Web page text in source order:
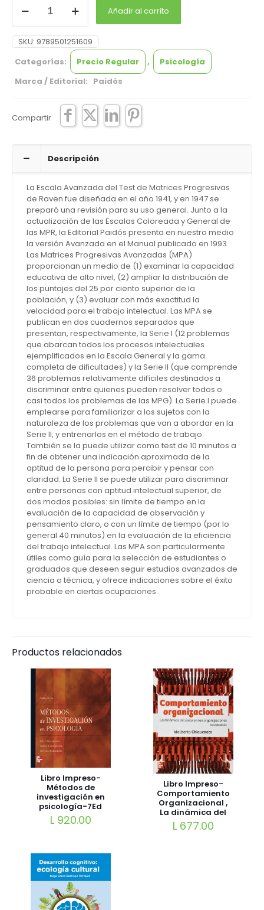
Añadir al carrito
SKU: 9789501251609
Categorías:
Precio Regular ,
Psicología
Marca / Editorial: Paidós
Compartir
Descripción
La Escala Avanzada del Test de Matrices Progresivas
de Raven fue diseñada en el año 1941, y en 1947 se
preparó una revisión para su uso general. Junto a la
actualización de las Escalas Coloreada y General de
las MPR, la Editorial Paidós presenta en nuestro medio
la versión Avanzada en el Manual publicado en 1993.
Las Matrices Progresivas Avanzadas (MPA)
proporcionan un medio de (1) examinar la capacidad
educativa de alto nivel, (2) ampliar la distribución de
los puntajes del 25 por ciento superior de la
población, y (3) evaluar con más exactitud la
velocidad para el trabajo intelectual. Las MPA se
publican en dos cuadernos separados que
presentan, respectivamente, la Serie I (12 problemas
que abarcan todos los procesos intelectuales
ejemplificados en la Escala General y la gama
completa de dificultades) y la Serie II (que comprende
36 problemas relativamente difíciles destinados a
discriminar entre quienes pueden resolver todos o
casi todos los problemas de las MPG). La Serie I puede
emplearse para familiarizar a los sujetos con la
naturaleza de los problemas que van a abordar en la
Serie II, y entrenarlos en el método de trabajo.
También se la puede utilizar como test de 10 minutos a
fin de obtener una indicación aproximada de la
aptitud de la persona para percibir y pensar con
claridad. La Serie II se puede utilizar para discriminar
entre personas con aptitud intelectual superior, de
dos modos posibles: sin límite de tiempo en la
evaluación de la capacidad de observación y
pensamiento claro, o con un límite de tiempo (por lo
general 40 minutos) en la evaluación de la eficiencia
del trabajo intelectual. Las MPA son particularmente
útiles como guía para la selección de estudiantes o
graduados que deseen seguir estudios avanzados de
ciencia o técnica, y ofrece indicaciones sobre el éxito
probable en ciertas ocupaciones.
Productos relacionados
Libro Impreso-
Métodos de
investigación en
psicología-7Ed
L920.00
Libro Impreso-
Comportamiento
Organizacional ,
La dinámica del
éxito en las
organizaciones
L 677.00